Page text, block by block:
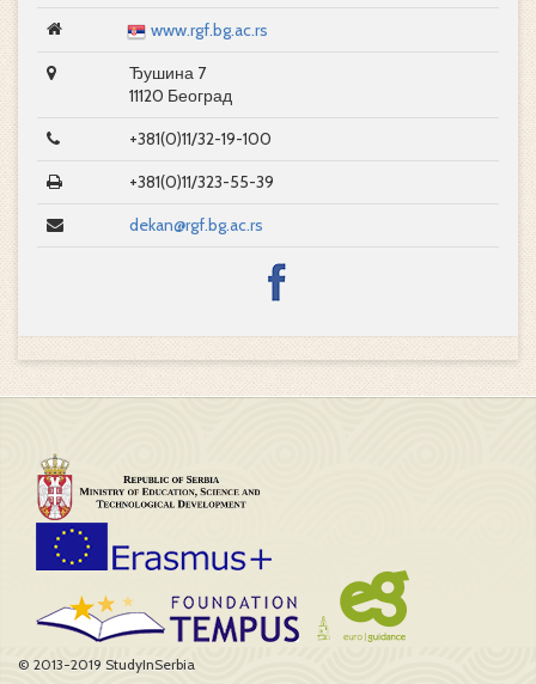
www.rgf.bg.ac.rs
Ђушина 7
11120 Београд
+381(0)11/32-19-100
+381(0)11/323-55-39
dekan@rgf.bg.ac.rs
© 2013-2019 StudyInSerbia